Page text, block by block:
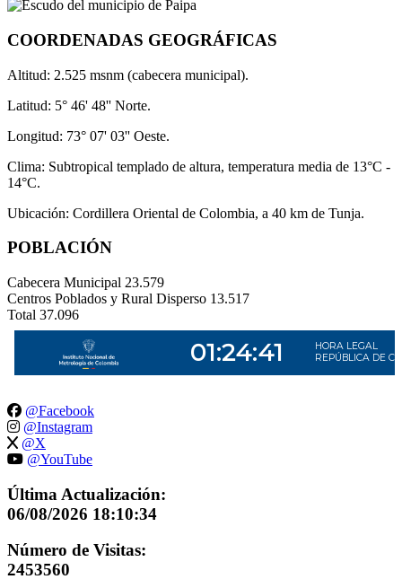
COORDENADAS GEOGRÁFICAS
Altitud: 2.525 msnm (cabecera municipal).
Latitud: 5° 46' 48'' Norte.
Longitud: 73° 07' 03'' Oeste.
Clima: Subtropical templado de altura, temperatura media de 13°C -
14°C.
Ubicación: Cordillera Oriental de Colombia, a 40 km de Tunja.
POBLACIÓN
Cabecera Municipal 23.579
Centros Poblados y Rural Disperso 13.517
Total 37.096
@Facebook
@Instagram
@X
@YouTube
Última Actualización:
06/08/2026 18:10:34
Número de Visitas:
2453560